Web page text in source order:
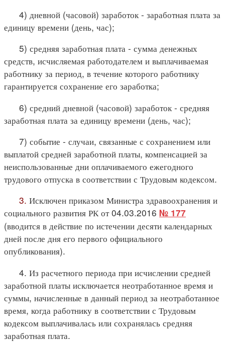
4) дневной (часовой) заработок - заработная плата за
единицу времени (день, час);
5) средняя заработная плата - сумма денежных
средств, исчисляемая работодателем и выплачиваемая
работнику за период, в течение которого работнику
гарантируется сохранение его заработка;
6) средний дневной (часовой) заработок - средняя
заработная плата за единицу времени (день, час);
7) событие - случаи, связанные с сохранением или
выплатой средней заработной платы, компенсацией за
неиспользованные дни оплачиваемого ежегодного
трудового отпуска в соответствии с Трудовым кодексом.
3. Исключен приказом Министра здравоохранения и
социального развития РК от 04.03.2016 № 177
(вводится в действие по истечении десяти календарных
дней после дня его первого официального
опубликования).
4. Из расчетного периода при исчислении средней
заработной платы исключается неотработанное время и
суммы, начисленные в данный период за неотработанное
время, когда работнику в соответствии с Трудовым
кодексом выплачивалась или сохранялась средняя
заработная плата.